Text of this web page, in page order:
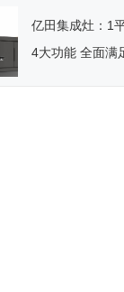
亿田集成灶：1
4大功能 全面满